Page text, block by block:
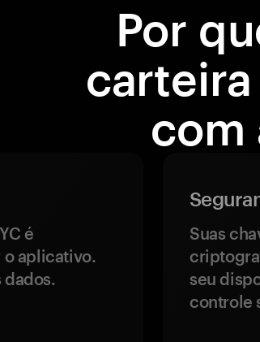
Por
com
é
o aplicativo.
dados.
Suas
seu
controle